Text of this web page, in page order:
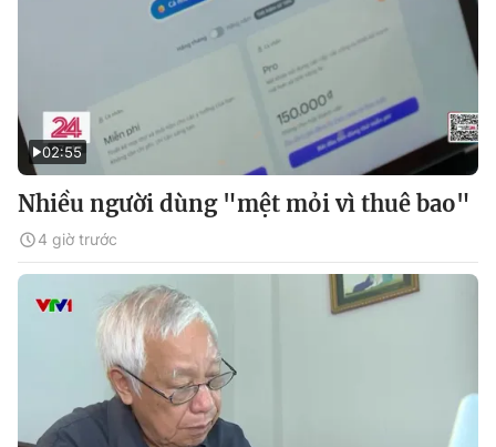
02:55
Nhiều người dùng "mệt mỏi vì thuê bao"
4 giờ trước